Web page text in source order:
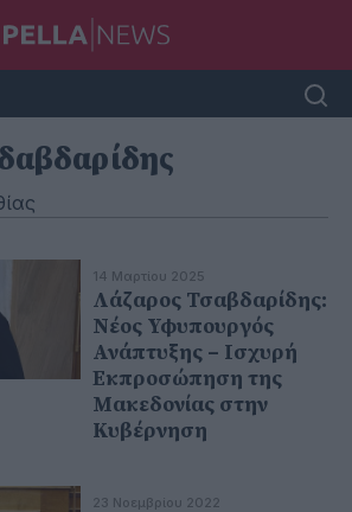
14 Μαρτίου 2025
Λάζαρος Τσαβδαρίδης:
Νέος Υφυπουργός
Ανάπτυξης – Ισχυρή
Εκπροσώπηση της
Μακεδονίας στην
Κυβέρνηση
23 Νοεμβρίου 2022